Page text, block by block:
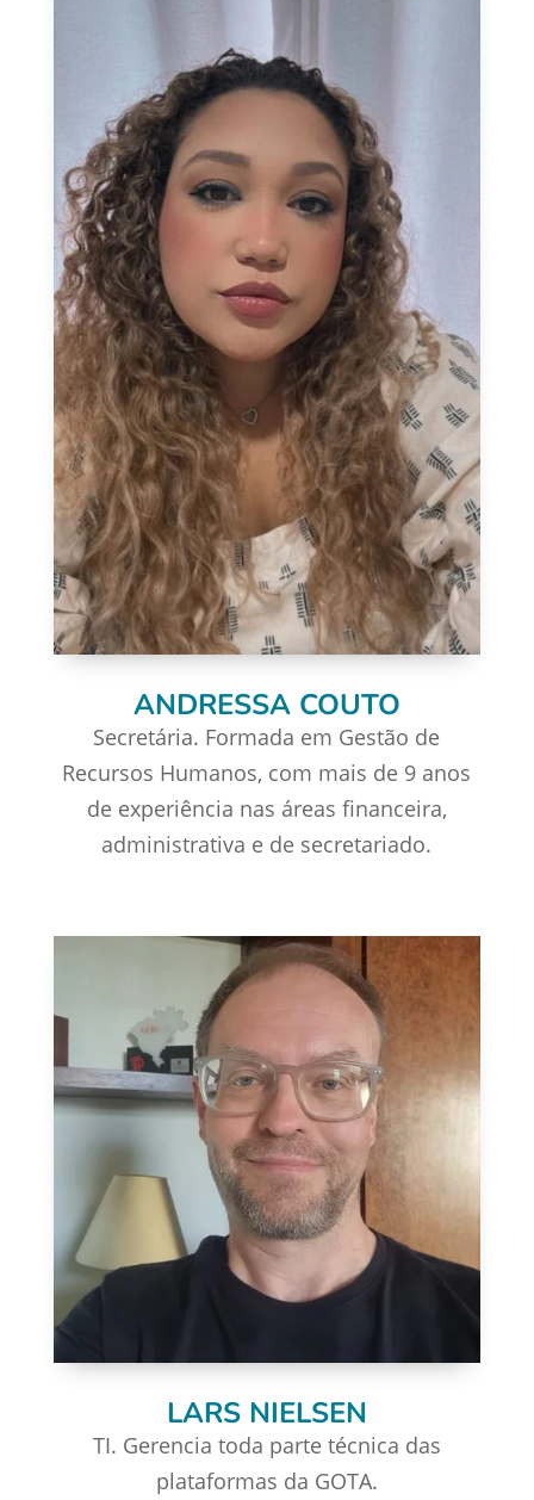
ANDRESSA COUTO
Secretária. Formada em Gestão de
Recursos Humanos, com mais de 9 anos
de experiência nas áreas financeira,
administrativa e de secretariado.
LARS NIELSEN
TI. Gerencia toda parte técnica das
plataformas da GOTA.